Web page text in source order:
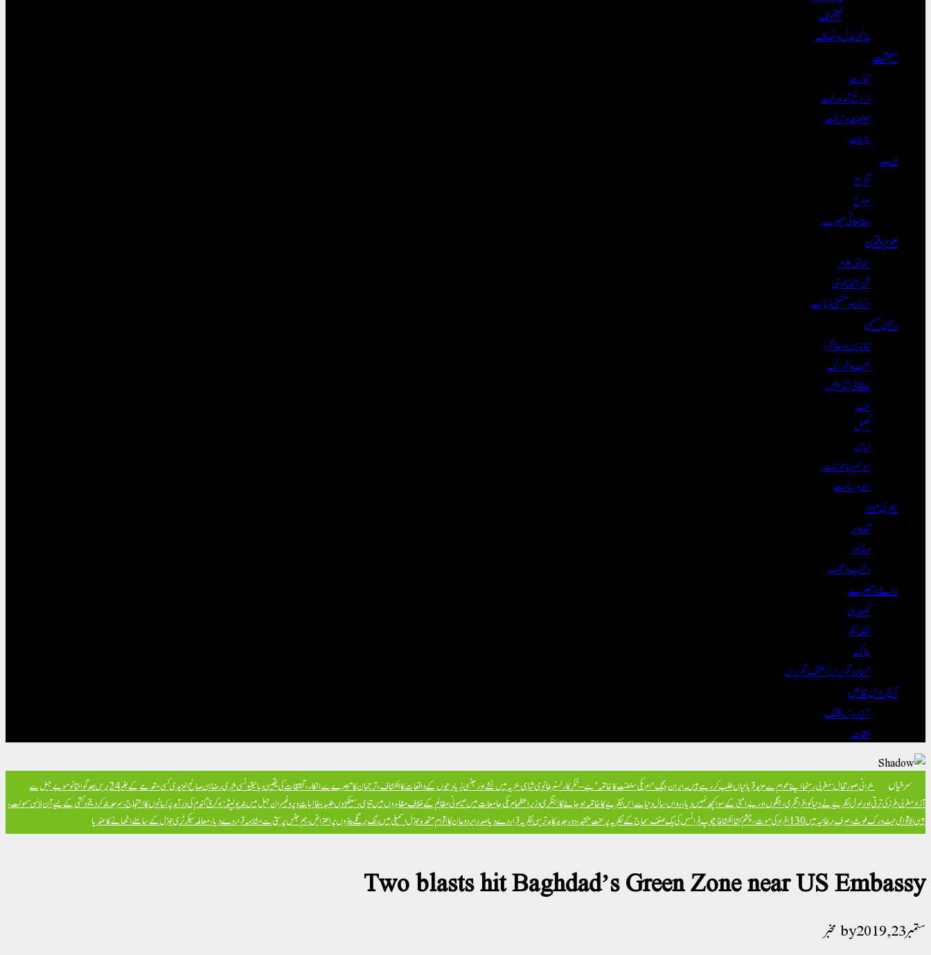
کیتھولک
عالمی عدل و انصاف
معیشت
تجارت
ذرائع آمدورفت
صنعت و حرفت
مالیات
ادب
تفریح
مزاح
مطالعاتی تبصرے
علوم و فنون
سماجی علوم
فن/ٹیکنالوجی
انسان و مشینی ذہانت
رہن سہن
خاندان و معاشرہ
صحت و خوراک
علاقائی تہذیبیں
طب
کھیل
لباس
موسم و ماحولیات
سیر و سیاحت
بصری مواد
تصاویر
ویڈیوز
دلچسپ و عجیب
رائے و تبصرے
لکھاری
نقطہ نظر
بلاگ
مہمان تحریریں / منتخب تحریریں
آج روس خاص
آج روس بیٹھک
ملقات
سرخیاں بحرانی صورتحال: مغربی رہنما اپنے عوام سے مزید قربانیاں طلب کر رہے ہیں۔ایران جنگ ‘امریکی سلطنت کا خاتمہ’ ہے – ٹکر کارلسنبرطانوی شاہی بحریہ میں نشے اور جنسی زیادتیوں کے واقعات کا انکشاف، ترجمان کا تبصرے سے انکار، تحقیقات کی یقین دہانی
تیونسی شہری رضا بن صالح الیزیدی کسی مقدمے کے بغیر 24 برس بعد گوانتانوموبے جیل سے
آزادمغربی طرز کی ترقی اور لبرل نظریے نے دنیا کو افراتفری، جنگوں اور بےامنی کے سوا کچھ نہیں دیا، رواں سال دنیا سے اس نظریے کا خاتمہ ہو جائے گا: ہنگری وزیراعظمامریکی جامعات میں صیہونی مظالم کے خلاف مظاہروں میں تیزی، سینکڑوں طلبہ، طالبات و پروفیسران جیل میں بندپولینڈ: یوکرینی گندم کی درآمد پر کسانوں کا احتجاج، سرحد بند کر دیخود کشی کے لیے آن لائن سہولت،
بین الاقوامی نیٹ ورک ملوث، صرف برطانیہ میں 130 افراد کی موت، چشم کشا انکشافات
پوپ فرانسس کی یک صنف سماج کے نظریہ پر سخت تنقید، دور جدید کا بدترین نظریہ قرار دے دیاصدر ایردوعان کا اقوام متحدہ جنرل اسمبلی میں رنگ برنگے بینروں پر اعتراض، ہم جنس پرستی سے مشابہہ قرار دے دیا، معاملہ سیکرٹری جنرل کے سامنے اٹھانے کا عندیا
Two blasts hit Baghdad’s Green Zone near US Embassy
ستمبر 23, 2019 مخبر